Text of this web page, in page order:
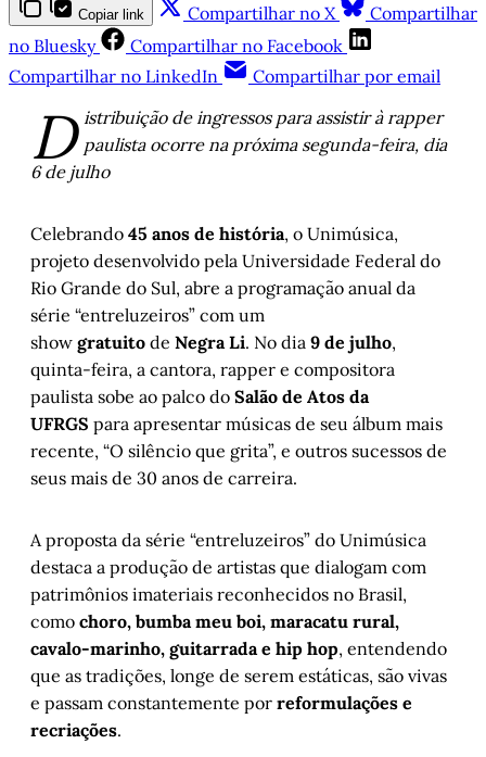
Copiar link Compartilhar no X
Compartilhar
no Bluesky
Compartilhar no Facebook
Compartilhar no LinkedIn
Compartilhar por email
D istribuição de ingressos para assistir à rapper
paulista ocorre na próxima segunda-feira, dia
6 de julho
Celebrando 45 anos de história, o Unimúsica,
projeto desenvolvido pela Universidade Federal do
Rio Grande do Sul, abre a programação anual da
série “entreluzeiros” com um
show gratuito de Negra Li. No dia 9 de julho,
quinta-feira, a cantora, rapper e compositora
paulista sobe ao palco do Salão de Atos da
UFRGS para apresentar músicas de seu álbum mais
recente, “O silêncio que grita”, e outros sucessos de
seus mais de 30 anos de carreira.
A proposta da série “entreluzeiros” do Unimúsica
destaca a produção de artistas que dialogam com
patrimônios imateriais reconhecidos no Brasil,
como choro, bumba meu boi, maracatu rural,
cavalo-marinho, guitarrada e hip hop, entendendo
que as tradições, longe de serem estáticas, são vivas
e passam constantemente por reformulações e
recriações.